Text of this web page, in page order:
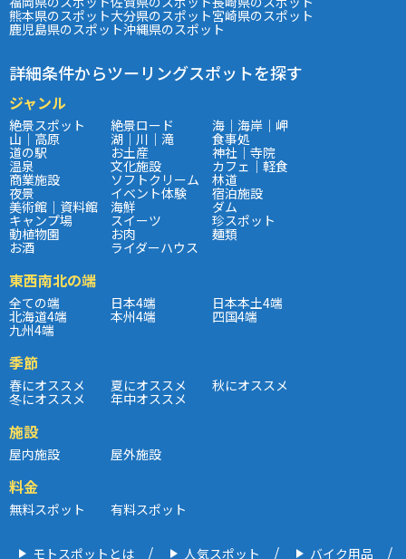
熊本県のスポット大分県のスポット宮崎県のスポット
鹿児島県のスポット沖縄県のスポット
詳細条件からツーリングスポットを探す
ジャンル
絶景スポット 絶景ロード 海｜海岸｜岬
山｜高原 湖｜川｜滝 食事処
道の駅 お土産 神社｜寺院
温泉 文化施設 カフェ｜軽食
商業施設 ソフトクリーム 林道
夜景 イベント体験 宿泊施設
美術館｜資料館 海鮮 ダム
キャンプ場 スイーツ 珍スポット
動植物園 お肉 麺類
お酒 ライダーハウス
東西南北の端
全ての端 日本4端 日本本土4端
北海道4端 本州4端 四国4端
九州4端
季節
春にオススメ 夏にオススメ 秋にオススメ
冬にオススメ 年中オススメ
施設
屋内施設 屋外施設
料金
無料スポット 有料スポット
モトスポットとは 人気スポット バイク用品